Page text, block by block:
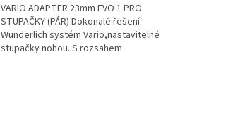
VARIO ADAPTER 23mm EVO 1 PRO
STUPAČKY (PÁR) Dokonalé řešení -
Wunderlich systém Vario,nastavitelné
stupačky nohou. S rozsahem